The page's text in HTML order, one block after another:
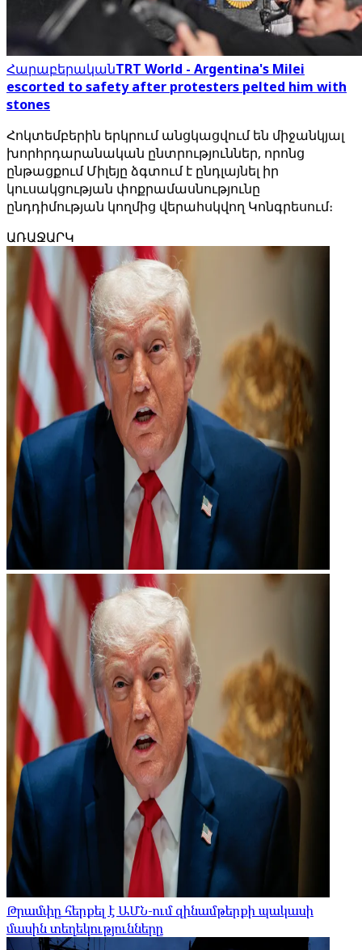
ՀարաբերականTRT World - Argentina's Milei
escorted to safety after protesters pelted him with
stones
Հոկտեմբերին երկրում անցկացվում են միջանկյալ
խորհրդարանական ընտրություններ, որոնց
ընթացքում Միլեյը ձգտում է ընդլայնել իր
կուսակցության փոքրամասնությունը
ընդդիմության կողմից վերահսկվող Կոնգրեսում։
ԱՌԱՋԱՐԿ
Թրամփը հերքել է ԱՄՆ-ում զինամթերքի պակասի
մասին տեղեկությունները